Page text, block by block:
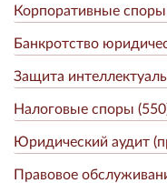
Корпоративные
Банкротство
Защита
Налоговые споры
Юридический аудит
Правовое